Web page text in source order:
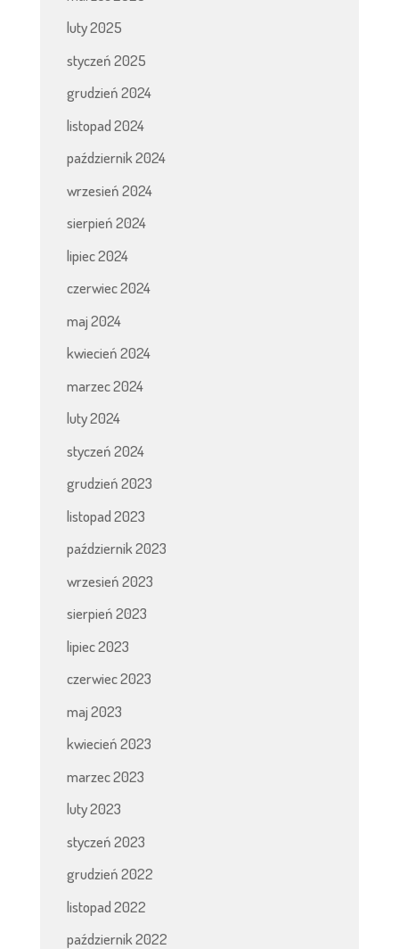
luty 2025
styczeń 2025
grudzień 2024
listopad 2024
październik 2024
wrzesień 2024
sierpień 2024
lipiec 2024
czerwiec 2024
maj 2024
kwiecień 2024
marzec 2024
luty 2024
styczeń 2024
grudzień 2023
listopad 2023
październik 2023
wrzesień 2023
sierpień 2023
lipiec 2023
czerwiec 2023
maj 2023
kwiecień 2023
marzec 2023
luty 2023
styczeń 2023
grudzień 2022
listopad 2022
październik 2022